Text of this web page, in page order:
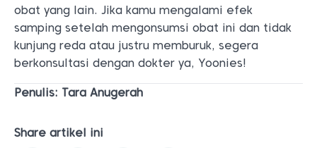
obat yang lain. Jika kamu mengalami efek
samping setelah mengonsumsi obat ini dan tidak
kunjung reda atau justru memburuk, segera
berkonsultasi dengan dokter ya, Yoonies!
Penulis: Tara Anugerah
Share artikel ini